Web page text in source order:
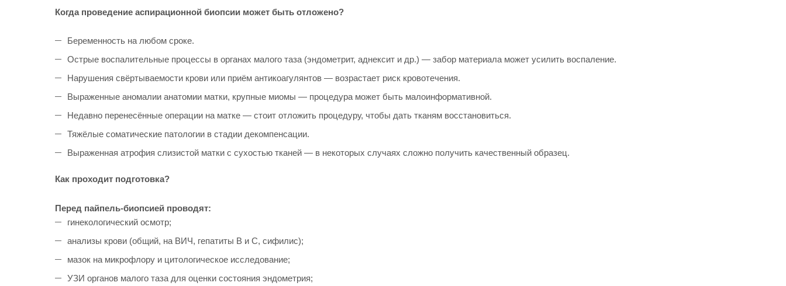
Когда проведение аспирационной биопсии может быть отложено?
Беременность на любом сроке.
Острые воспалительные процессы в органах малого таза (эндометрит, аднексит и др.) — забор материала может усилить воспаление.
Нарушения свёртываемости крови или приём антикоагулянтов — возрастает риск кровотечения.
Выраженные аномалии анатомии матки, крупные миомы — процедура может быть малоинформативной.
Недавно перенесённые операции на матке — стоит отложить процедуру, чтобы дать тканям восстановиться.
Тяжёлые соматические патологии в стадии декомпенсации.
Выраженная атрофия слизистой матки с сухостью тканей — в некоторых случаях сложно получить качественный образец.
Как проходит подготовка?
Перед пайпель-биопсией проводят:
гинекологический осмотр;
анализы крови (общий, на ВИЧ, гепатиты B и C, сифилис);
мазок на микрофлору и цитологическое исследование;
УЗИ органов малого таза для оценки состояния эндометрия;